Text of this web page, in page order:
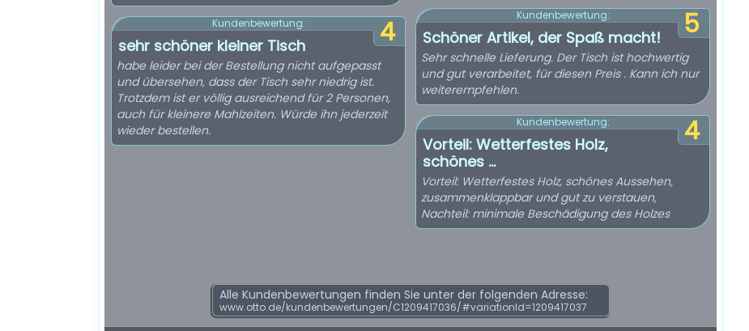
4
Kundenbewertung:
sehr schöner kleiner Tisch
habe leider bei der Bestellung nicht aufgepasst
und übersehen, dass der Tisch sehr niedrig ist.
Trotzdem ist er völlig ausreichend für 2 Personen,
auch für kleinere Mahlzeiten. Würde ihn jederzeit
wieder bestellen.
5
Kundenbewertung:
Schöner Artikel, der Spaß macht!
Sehr schnelle Lieferung. Der Tisch ist hochwertig
und gut verarbeitet, für diesen Preis . Kann ich nur
weiterempfehlen.
4
Kundenbewertung:
Vorteil: Wetterfestes Holz,
schönes ...
Vorteil: Wetterfestes Holz, schönes Aussehen,
zusammenklappbar und gut zu verstauen,
Nachteil: minimale Beschädigung des Holzes
Alle Kundenbewertungen finden Sie unter der folgenden Adresse:
www.otto.de/kundenbewertungen/C1209417036/#variationId=1209417037